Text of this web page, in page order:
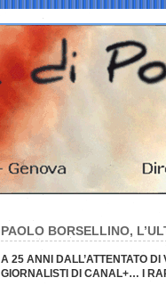
PAOLO BORSELLINO,
A 25 ANNI DALL’ATTENTATO
GIORNALISTI DI CANAL+… I